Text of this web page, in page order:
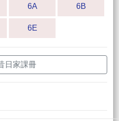
6A 6B
6E
日家課冊